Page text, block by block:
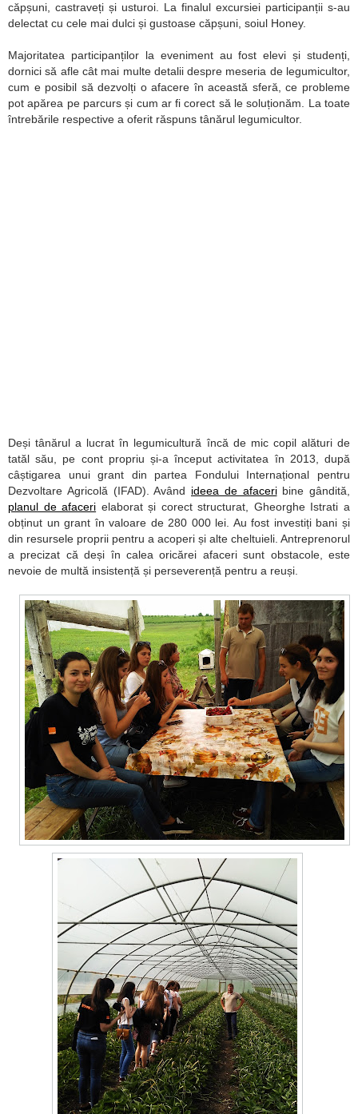
căpșuni, castraveți și usturoi. La finalul excursiei participanții s-au
delectat cu cele mai dulci și gustoase căpșuni, soiul Honey.
Majoritatea participanților la eveniment au fost elevi și studenți,
dornici să afle cât mai multe detalii despre meseria de legumicultor,
cum e posibil să dezvolți o afacere în această sferă, ce probleme
pot apărea pe parcurs și cum ar fi corect să le soluționăm. La toate
întrebările respective a oferit răspuns tânărul legumicultor.
Deși tânărul a lucrat în legumicultură încă de mic copil alături de
tatăl său, pe cont propriu și-a început activitatea în 2013, după
câștigarea unui grant din partea Fondului Internațional pentru
Dezvoltare Agricolă (IFAD). Având ideea de afaceribine gândită,
planul de afaceri elaborat și corect structurat, Gheorghe Istrati a
obținut un grant în valoare de 280 000 lei. Au fost investiți bani și
din resursele proprii pentru a acoperi și alte cheltuieli. Antreprenorul
a precizat că deși în calea oricărei afaceri sunt obstacole, este
nevoie de multă insistență și perseverență pentru a reuși.